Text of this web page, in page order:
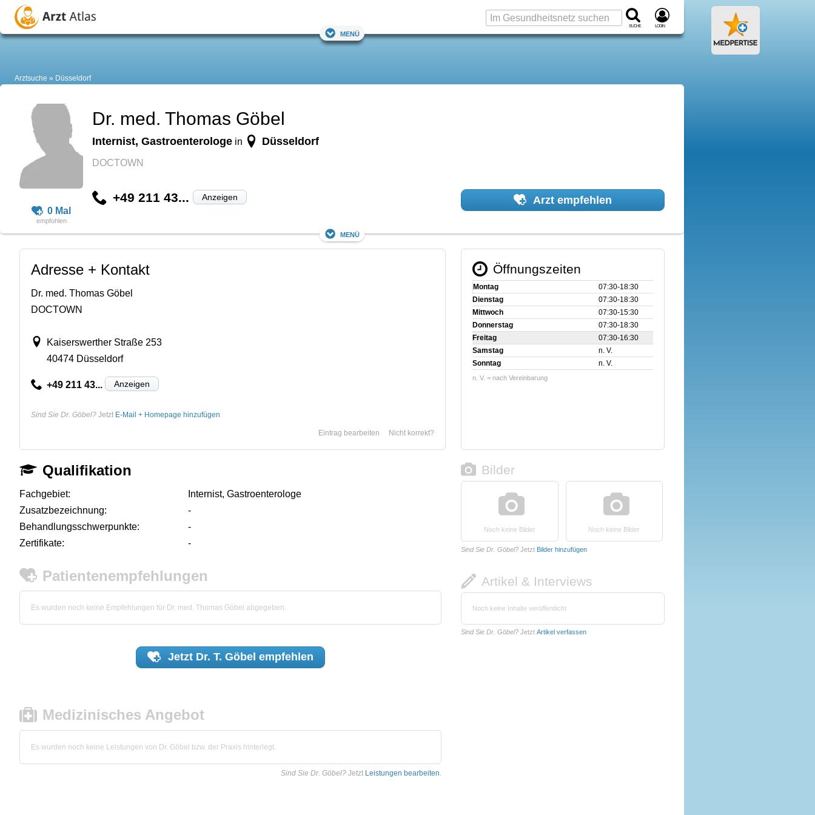
Suche Login
Menü
Arztsuche Düsseldorf
0 Mal
Dr. med. Thomas Göbel
Internist, Gastroenterologe in Düsseldorf
DOCTOWN
+49 211 43... Anzeigen Arzt empfehlen
Menü
Adresse + Kontakt
Dr. med. Thomas Göbel
DOCTOWN
Kaiserswerther Straße 253
40474 Düsseldorf
+49 211 43... Anzeigen
Sind Sie Dr. Göbel? Jetzt E-Mail + Homepage hinzufügen
Nicht korrekt?
Eintrag bearbeiten
Öffnungszeiten
Montag
07:30‑18:30
Dienstag
07:30‑18:30
Mittwoch
07:30‑15:30
Donnerstag
07:30‑18:30
Freitag
07:30‑16:30
Samstag
n. V.
Sonntag
n. V.
n. V. = nach Vereinbarung
Qualifikation
Fachgebiet:
Internist, Gastroenterologe
Zusatzbezeichnung:
-
Behandlungsschwerpunkte:
-
Zertifikate:
-
Patientenempfehlungen
Es wurden noch keine Empfehlungen für Dr. med. Thomas Göbel abgegeben.
Jetzt Dr. T. Göbel empfehlen
Medizinisches Angebot
Es wurden noch keine Leistungen von Dr. Göbel bzw. der Praxis hinterlegt.
Sind Sie Dr. Göbel? Jetzt Leistungen bearbeiten.
Bilder
Noch keine Bilder Noch keine Bilder
Sind Sie Dr. Göbel? Jetzt Bilder hinzufügen
Artikel & Interviews
Noch keine Inhalte veröffentlicht
Sind Sie Dr. Göbel? Jetzt Artikel verfassen